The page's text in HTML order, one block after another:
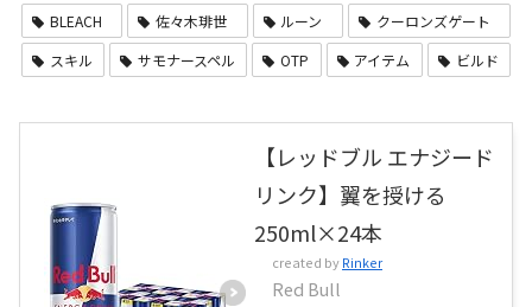
BLEACH
佐々木琲世 ルーン
クーロンズゲート
スキル
サモナースペル OTP アイテム ビルド
【レッドブル エナジード
リンク】翼を授ける
250ml×24本
created byRinker
Red Bull